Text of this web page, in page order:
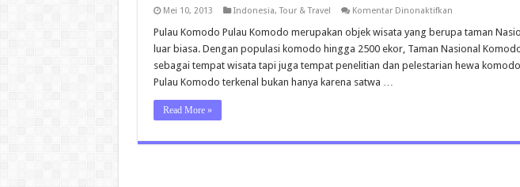
Mei 10, 2013 Indonesia,Tour & Travel Komentar Dinonaktifkanpada
Komodo
Flores
Pulau Komodo Pulau Komodo merupakan objek wisata yang berupa taman
luar biasa. Dengan populasi komodo hingga 2500 ekor, Taman Nasional
sebagai tempat wisata tapi juga tempat penelitian dan pelestarian hewa
Pulau Komodo terkenal bukan hanya karena satwa …
Read More »